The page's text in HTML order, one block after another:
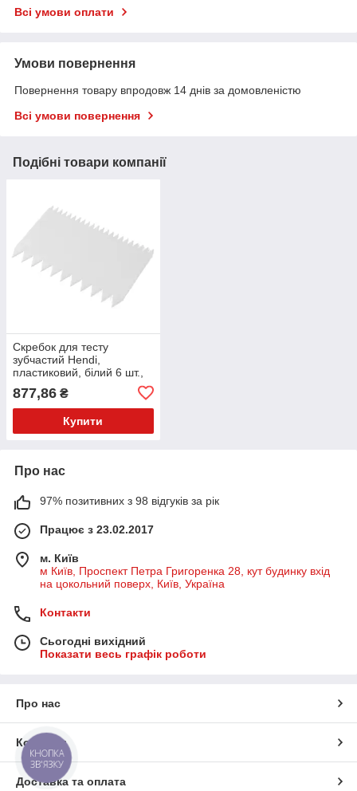
Всі умови оплати
Умови повернення
Повернення товару впродовж 14 днів за домовленістю
Всі умови повернення
Подібні товари компанії
Скребок для тесту
зубчастий Hendi,
пластиковий, білий 6 шт.,
877,86 ₴
Купити
Про нас
97% позитивних з 98 відгуків за рік
Працює з 23.02.2017
м. Київ
м Київ, Проспект Петра Григоренка 28, кут будинку вхід
на цокольний поверх, Київ, Україна
Контакти
Сьогодні вихідний
Показати весь графік роботи
Про нас
Контакти
Доставка та оплата
КНОПКА
ЗВ'ЯЗКУ